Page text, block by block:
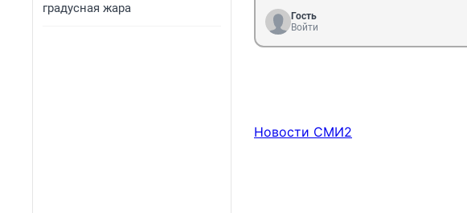
градусная жара
Гость
Войти
Новости СМИ2